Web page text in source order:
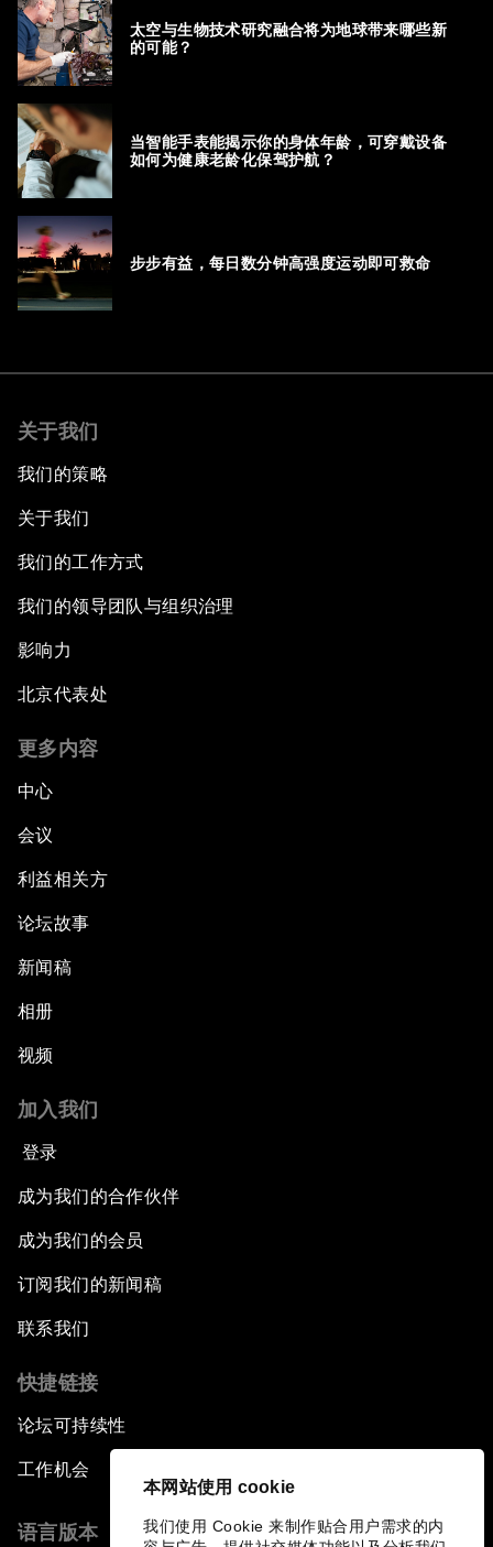
本网站使用 cookie
我们使用 Cookie 来制作贴合用户需求的内
太空与生物技术研究融合将为地球带来哪些新
的可能？
当智能手表能揭示你的身体年龄，可穿戴设备
如何为健康老龄化保驾护航？
步步有益，每日数分钟高强度运动即可救命
关于我们
我们的策略
关于我们
我们的工作方式
我们的领导团队与组织治理
影响力
北京代表处
更多内容
中心
会议
利益相关方
论坛故事
新闻稿
相册
视频
加入我们
登录
成为我们的合作伙伴
成为我们的会员
订阅我们的新闻稿
联系我们
快捷链接
论坛可持续性
工作机会
语言版本